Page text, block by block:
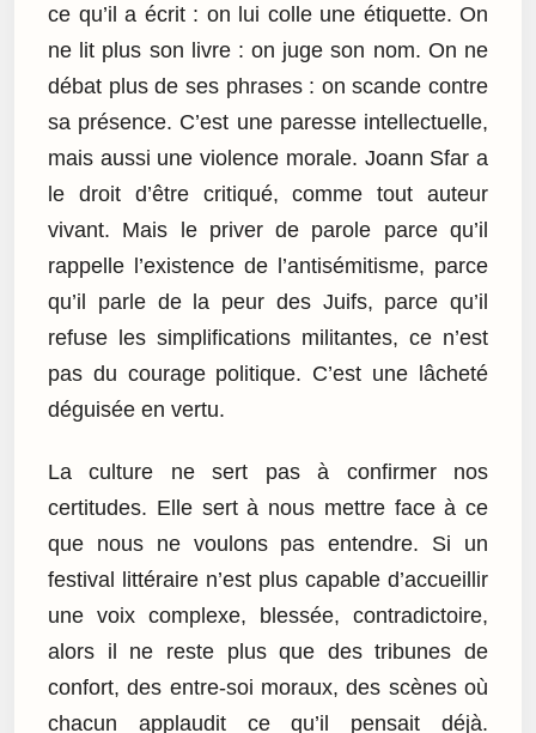
ce qu’il a écrit : on lui colle une étiquette. On
ne lit plus son livre : on juge son nom. On ne
débat plus de ses phrases : on scande contre
sa présence. C’est une paresse intellectuelle,
mais aussi une violence morale. Joann Sfar a
le droit d’être critiqué, comme tout auteur
vivant. Mais le priver de parole parce qu’il
rappelle l’existence de l’antisémitisme, parce
qu’il parle de la peur des Juifs, parce qu’il
refuse les simplifications militantes, ce n’est
pas du courage politique. C’est une lâcheté
déguisée en vertu.
La culture ne sert pas à confirmer nos
certitudes. Elle sert à nous mettre face à ce
que nous ne voulons pas entendre. Si un
festival littéraire n’est plus capable d’accueillir
une voix complexe, blessée, contradictoire,
alors il ne reste plus que des tribunes de
confort, des entre-soi moraux, des scènes où
chacun applaudit ce qu’il pensait déjà.